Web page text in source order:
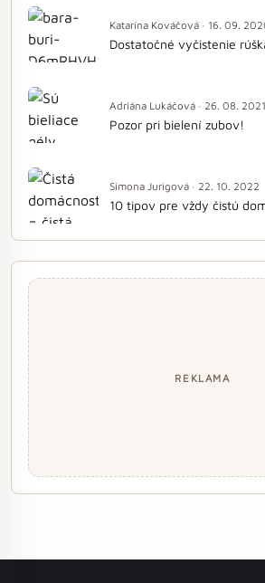
Katarína Kováčová · 16. 09.
Dostatočné vyčistenie
Adriána Lukáčová · 26. 08. 2021
Pozor pri bielení zubov!
Simona Jurigová · 22. 10. 2022
10 tipov pre vždy čistú
REKLAMA